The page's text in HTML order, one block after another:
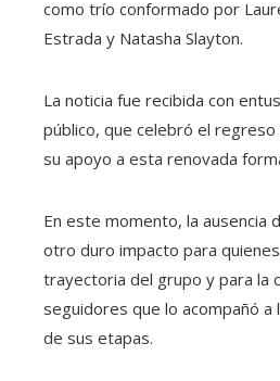
como trío conformado por
Estrada y Natasha Slayton.
La noticia fue recibida con
público, que celebró el
su apoyo a esta renovada
En este momento, la ausencia
otro duro impacto para
trayectoria del grupo y para la
seguidores que lo acompañó a
de sus etapas.